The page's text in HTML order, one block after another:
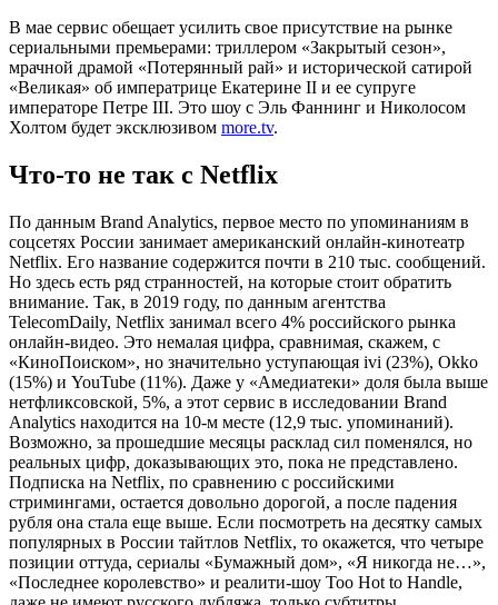
В мае сервис обещает усилить свое присутствие на рынке
сериальными премьерами: триллером «Закрытый сезон»,
мрачной драмой «Потерянный рай» и исторической сатирой
«Великая» об императрице Екатерине II и ее супруге
императоре Петре III. Это шоу с Эль Фаннинг и Николосом
Холтом будет эксклюзивом more.tv.
Что-то не так с Netflix
По данным Brand Analytics, первое место по упоминаниям в
соцсетях России занимает американский онлайн-кинотеатр
Netflix. Его название содержится почти в 210 тыс. сообщений.
Но здесь есть ряд странностей, на которые стоит обратить
внимание. Так, в 2019 году, по данным агентства
TelecomDaily, Netflix занимал всего 4% российского рынка
онлайн-видео. Это немалая цифра, сравнимая, скажем, с
«КиноПоиском», но значительно уступающая ivi (23%), Okko
(15%) и YouTube (11%). Даже у «Амедиатеки» доля была выше
нетфликсовской, 5%, а этот сервис в исследовании Brand
Analytics находится на 10-м месте (12,9 тыс. упоминаний).
Возможно, за прошедшие месяцы расклад сил поменялся, но
реальных цифр, доказывающих это, пока не представлено.
Подписка на Netflix, по сравнению с российскими
стримингами, остается довольно дорогой, а после падения
рубля она стала еще выше. Если посмотреть на десятку самых
популярных в России тайтлов Netflix, то окажется, что четыре
позиции оттуда, сериалы «Бумажный дом», «Я никогда не…»,
«Последнее королевство» и реалити-шоу Too Hot to Handle,